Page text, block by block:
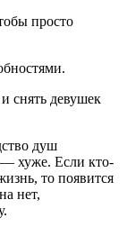
просто
снять девушек
душ
хуже. Если кто-
то появится
нет,